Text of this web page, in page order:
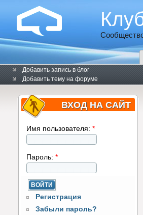
Добавить запись в блог
Добавить тему на форуме
ВХОД НА САЙТ
Имя пользователя: *
Пароль: *
Регистрация
Забыли пароль?